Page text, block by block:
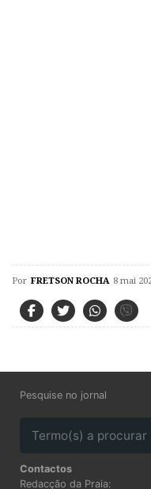
Por FRETSON ROCHA 8 mai
Pesquise no jornal
Contactos
Redacção da Praia: